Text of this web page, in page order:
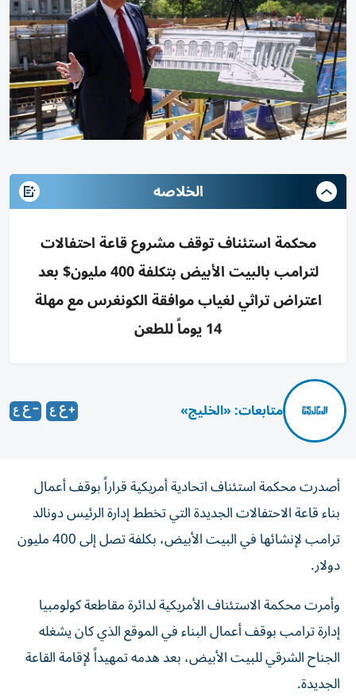
الخلاصه
محكمة استئناف توقف مشروع قاعة احتفالات
لترامب بالبيت الأبيض بتكلفة 400 مليون$ بعد
اعتراض تراثي لغياب موافقة الكونغرس مع مهلة
14 يوماً للطعن
متابعات: «الخليج»
أصدرت محكمة استئناف اتحادية أمريكية قراراً بوقف أعمال
بناء قاعة الاحتفالات الجديدة التي تخطط إدارة الرئيس دونالد
ترامب لإنشائها في البيت الأبيض، بكلفة تصل إلى 400 مليون
دولار.
وأمرت محكمة الاستئناف الأمريكية لدائرة مقاطعة كولومبيا
إدارة ترامب بوقف أعمال البناء في الموقع الذي كان يشغله
الجناح الشرقي للبيت الأبيض، بعد هدمه تمهيداً لإقامة القاعة
الجديدة.